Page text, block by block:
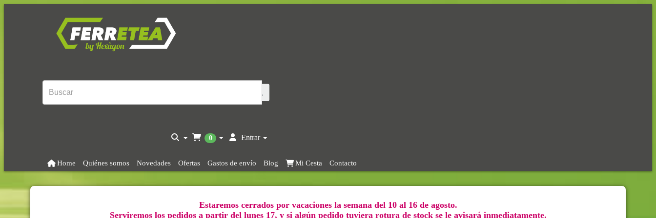
0 Entrar
Home Quiénes somos Novedades Ofertas Gastos de envío Blog Mi Cesta Contacto
Estaremos cerrados por vacaciones la semana del 10 al 16 de agosto.
Serviremos los pedidos a partir del lunes 17, y si algún pedido tuviera rotura de stock se le avisará inmediatamente.